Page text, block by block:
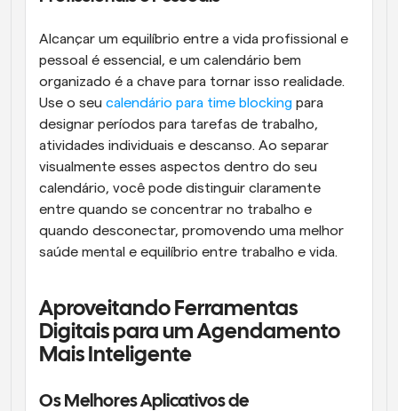
Alcançar um equilíbrio entre a vida profissional e
pessoal é essencial, e um calendário bem
organizado é a chave para tornar isso realidade.
Use o seu calendário para time blocking para
designar períodos para tarefas de trabalho,
atividades individuais e descanso. Ao separar
visualmente esses aspectos dentro do seu
calendário, você pode distinguir claramente
entre quando se concentrar no trabalho e
quando desconectar, promovendo uma melhor
saúde mental e equilíbrio entre trabalho e vida.
Aproveitando Ferramentas
Digitais para um Agendamento
Mais Inteligente
Os Melhores Aplicativos de